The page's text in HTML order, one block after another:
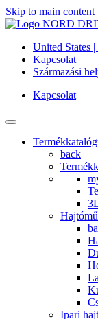
Skip to main content
United States
Kapcsolat
Származási
Kapcsolat
back
Ipari